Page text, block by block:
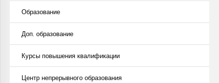
Образование
Доп. образование
Курсы повышения квалификации
Центр непрерывного образования